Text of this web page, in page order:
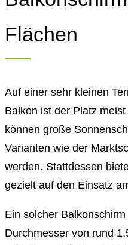
Flächen
Auf einer sehr kleinen
Balkon ist der Platz
können große
Varianten wie der
werden. Stattdessen
gezielt auf den Einsatz
Ein solcher
Durchmesser von rund